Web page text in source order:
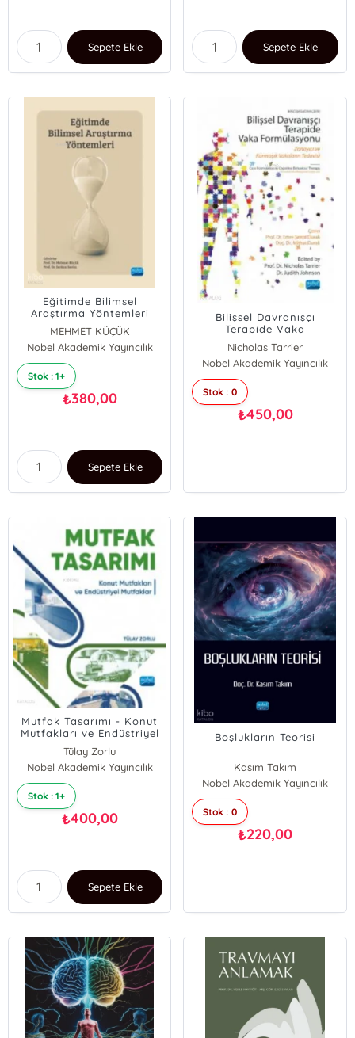
Sepete Ekle Sepete Ekle
Eğitimde Bilimsel
Araştırma Yöntemleri
MEHMET KÜÇÜK
Serkan Sevim
Nobel Akademik Yayıncılık
Stok : 1+
₺380,00
Sepete Ekle
Bilişsel Davranışçı
Terapide Vaka
Formülasyonu ;Zorlayıcı
Ve Karmaşık Vakaların
Tedavisi
Nicholas Tarrier
Judith Johnson
Nobel Akademik Yayıncılık
Stok : 0
₺450,00
Mutfak Tasarımı - Konut
Mutfakları ve Endüstriyel
Mutfaklar
Tülay Zorlu
Nobel Akademik Yayıncılık
Stok : 1+
₺400,00
Sepete Ekle
Boşlukların Teorisi
Kasım Takım
Nobel Akademik Yayıncılık
Stok : 0
₺220,00